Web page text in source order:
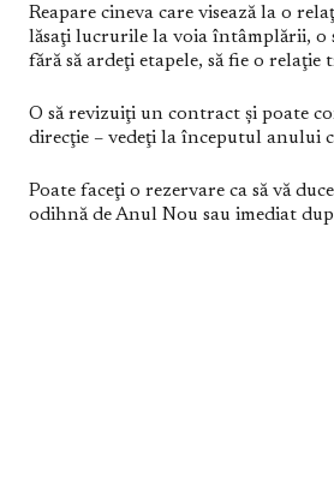
Reapare cineva care visează la o
lăsaţi lucrurile la voia întâmplării, o
fără să ardeţi etapele, să fie o relaţie
O să revizuiţi un contract şi poate
direcţie – vedeţi la începutul anului
Poate faceţi o rezervare ca să vă
odihnă de Anul Nou sau imediat